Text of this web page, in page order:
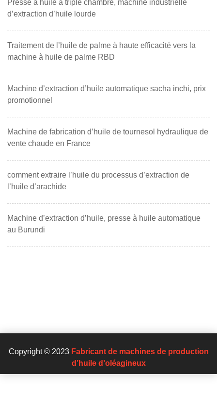
Presse à huile à triple chambre, machine industrielle
d’extraction d’huile lourde
Traitement de l’huile de palme à haute efficacité vers la
machine à huile de palme RBD
Machine d’extraction d’huile automatique sacha inchi, prix
promotionnel
Machine de fabrication d’huile de tournesol hydraulique de
vente chaude en France
comment extraire l’huile du processus d’extraction de
l’huile d’arachide
Machine d’extraction d’huile, presse à huile automatique
au Burundi
Copyright © 2023 Fabricant de machines de production
d’huile d’oléagineux